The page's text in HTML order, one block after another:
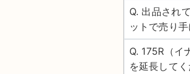
Q. 出品され
ットで売り
Q. 175R（イ
を延長してく